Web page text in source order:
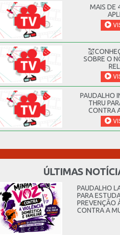
MAIS DE
SOBRE O
PAUDALHO
THRU
CONTRA
ÚLTIMAS
PAUDALHO
PARA
PREVENÇÃO
CONTRA A